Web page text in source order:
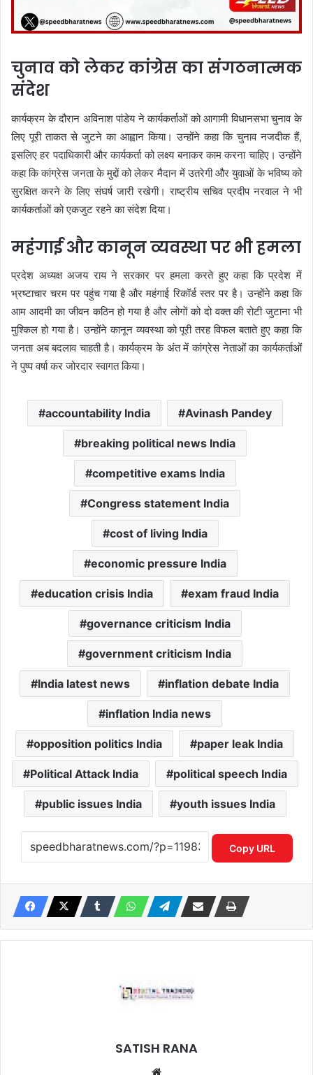
चुनाव को लेकर कांग्रेस का संगठनात्मक
संदेश
कार्यक्रम के दौरान अविनाश पांडेय ने कार्यकर्ताओं को आगामी विधानसभा चुनाव के
लिए पूरी ताकत से जुटने का आह्वान किया। उन्होंने कहा कि चुनाव नजदीक हैं,
इसलिए हर पदाधिकारी और कार्यकर्ता को लक्ष्य बनाकर काम करना चाहिए। उन्होंने
कहा कि कांग्रेस जनता के मुद्दों को लेकर मैदान में उतरेगी और युवाओं के भविष्य को
सुरक्षित करने के लिए संघर्ष जारी रखेगी। राष्ट्रीय सचिव प्रदीप नरवाल ने भी
कार्यकर्ताओं को एकजुट रहने का संदेश दिया।
महंगाई और कानून व्यवस्था पर भी हमला
प्रदेश अध्यक्ष अजय राय ने सरकार पर हमला करते हुए कहा कि प्रदेश में
भ्रष्टाचार चरम पर पहुंच गया है और महंगाई रिकॉर्ड स्तर पर है। उन्होंने कहा कि
आम आदमी का जीवन कठिन हो गया है और लोगों को दो वक्त की रोटी जुटाना भी
मुश्किल हो गया है। उन्होंने कानून व्यवस्था को पूरी तरह विफल बताते हुए कहा कि
जनता अब बदलाव चाहती है। कार्यक्रम के अंत में कांग्रेस नेताओं का कार्यकर्ताओं
ने पुष्प वर्षा कर जोरदार स्वागत किया।
accountability India Avinash Pandey
breaking political news India
competitive exams India
Congress statement India
cost of living India
economic pressure India
education crisis India exam fraud India
governance criticism India
government criticism India
India latest news inflation debate India
inflation India news
opposition politics India paper leak India
Political Attack India political speech India
public issues India youth issues India
Copy URL
SATISH RANA